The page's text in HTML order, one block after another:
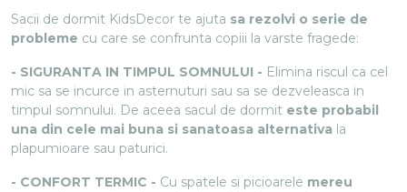
Sacii de dormit KidsDecor te ajuta sa rezolvi o serie de
probleme cu care se confrunta copiii la varste fragede:
- SIGURANTA IN TIMPUL SOMNULUI - Elimina riscul ca cel
mic sa se incurce in asternuturi sau sa se dezveleasca in
timpul somnului. De aceea sacul de dormit este probabil
una din cele mai buna si sanatoasa alternativa la
plapumioare sau paturici.
- CONFORT TERMIC - Cu spatele si picioarele mereu